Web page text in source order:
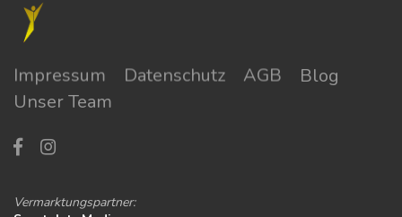
Impressum Datenschutz AGB
Blog
Unser Team
Vermarktungspartner: